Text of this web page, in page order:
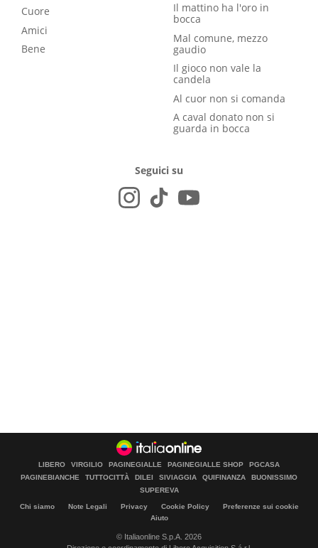
Cuore
Amici
Bene
Il mattino ha l'oro in
bocca
Mal comune, mezzo
gaudio
Il gioco non vale la
candela
Al cuor non si comanda
A caval donato non si
guarda in bocca
Seguici su
LIBERO VIRGILIO PAGINEGIALLE PAGINEGIALLE SHOP
PGCASA
PAGINEBIANCHE
TUTTOCITTÀ DILEI SIVIAGGIA QUIFINANZA
BUONISSIMO
SUPEREVA
Chi siamo Note Legali Privacy Cookie Policy
Preferenze sui cookie
Aiuto
© Italiaonline S.p.A. 2026